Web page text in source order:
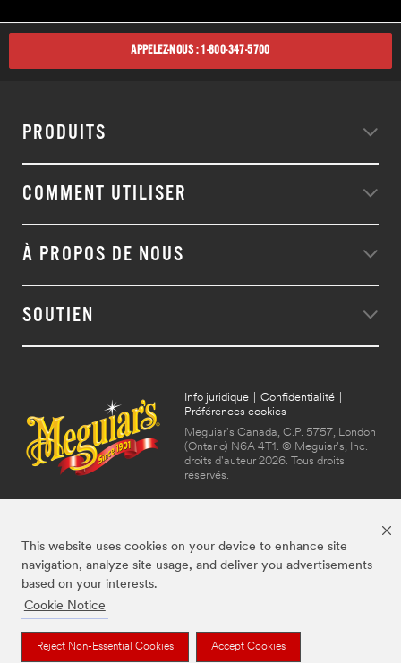
This website uses cookies on your device to enhance site
navigation, analyze site usage, and deliver you advertisements
based on your interests.
Cookie Notice
Reject Non-Essential Cookies Accept Cookies
APPELEZ-NOUS : 1-800-347-5700
PRODUITS
COMMENT UTILISER
À PROPOS DE NOUS
SOUTIEN
Info juridique Confidentialité
Préférences cookies
Meguiar's Canada, C.P. 5757, London
(Ontario) N6A 4T1. © Meguiar's, Inc.
droits d'auteur 2026. Tous droits
réservés.
Meguiar's, utilisées sous licence au Canada.